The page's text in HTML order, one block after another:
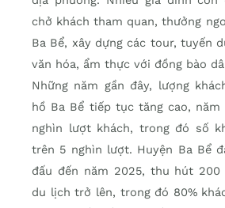
chở khách tham quan, thưởng
Ba Bể, xây dựng các tour, tuyến
văn hóa, ẩm thực với đồng bào
Những năm gần đây, lượng
hồ Ba Bể tiếp tục tăng cao,
nghìn lượt khách, trong đó số
trên 5 nghìn lượt. Huyện Ba Bể
đấu đến năm 2025, thu hút 200
du lịch trở lên, trong đó 80%